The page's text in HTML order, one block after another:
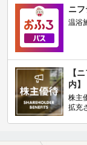
ニ
温浴
【
内】
株主
拡充